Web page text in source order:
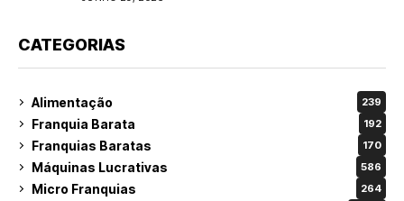
CATEGORIAS
Alimentação 239
Franquia Barata 192
Franquias Baratas 170
Máquinas Lucrativas 586
Micro Franquias 264